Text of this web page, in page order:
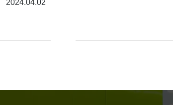
2024.04.02